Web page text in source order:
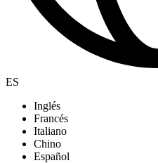
ES
Inglés
Francés
Italiano
Chino
Español